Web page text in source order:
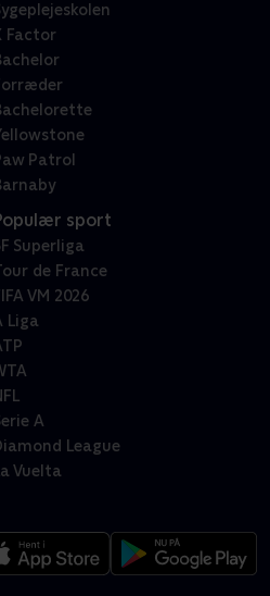
Factor
Patrol
sport
Superliga
de France
VM 2026
Liga
A
League
La Vuelta